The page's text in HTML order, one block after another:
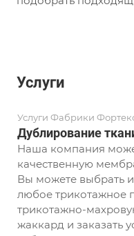
Услуги
Услуги Фабрики
Дублирование
Наша компания
качественную
Вы можете выбрать
любое трикотажное
трикотажно-
жаккард и заказать